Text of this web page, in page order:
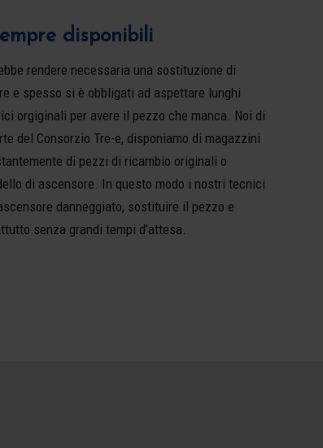
disponibili
rendere necessaria una sostituzione di
e spesso si è obbligati ad aspettare lunghi
orgiginali per avere il pezzo che manca. Noi di
del Consorzio Tre-e, disponiamo di magazzini
di pezzi di ricambio originali o
di ascensore. In questo modo i nostri tecnici
danneggiato, sostituire il pezzo e
senza grandi tempi d’attesa.